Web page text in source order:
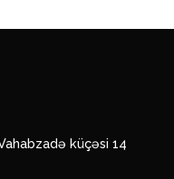
küçəsi 14